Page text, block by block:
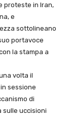
proteste in Iran,
e
sottolineano
portavoce
la stampa a
volta il
sessione
di
sulle uccisioni